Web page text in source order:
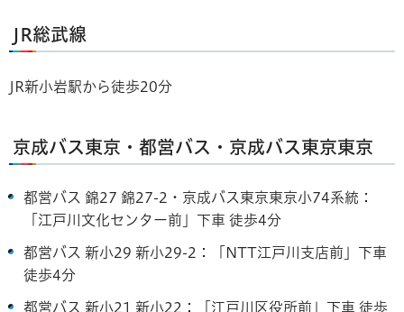
JR総武線
JR新小岩駅から徒歩20分
京成バス東京・都営バス・京成バス東京東京
都営バス 錦27 錦27-2・京成バス東京東京小74系統：
「江戸川文化センター前」下車 徒歩4分
都営バス 新小29 新小29-2：「NTT江戸川支店前」下車
徒歩4分
都営バス 新小21 新小22：「江戸川区役所前」下車 徒歩